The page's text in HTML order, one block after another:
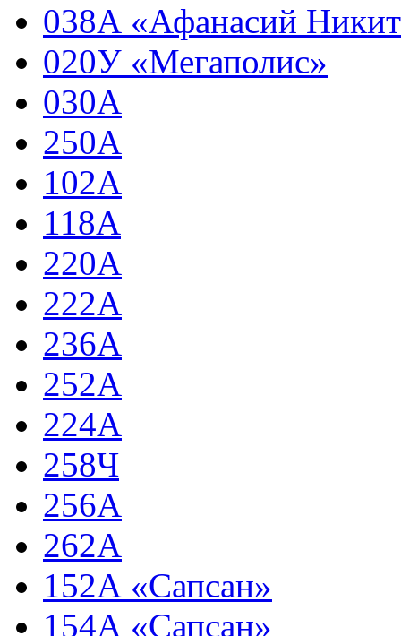
038А «Афанасий
020У «Мегаполис»
030А
250А
102А
118А
220А
222А
236А
252А
224А
258Ч
256А
262А
152А «Сапсан»
154А «Сапсан»